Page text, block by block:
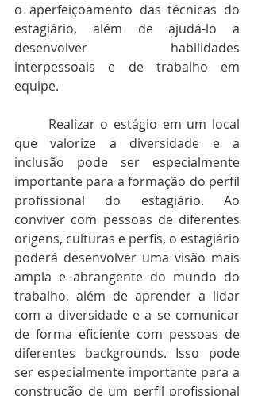
o aperfeiçoamento das técnicas do
estagiário, além de ajudá-lo a
desenvolver habilidades
interpessoais e de trabalho em
equipe.
que valorize a diversidade e a
inclusão pode ser especialmente
importante para a formação do perfil
profissional do estagiário. Ao
conviver com pessoas de diferentes
origens, culturas e perfis, o estagiário
poderá desenvolver uma visão mais
ampla e abrangente do mundo do
trabalho, além de aprender a lidar
com a diversidade e a se comunicar
de forma eficiente com pessoas de
diferentes backgrounds. Isso pode
ser especialmente importante para a
construção de um perfil profissional